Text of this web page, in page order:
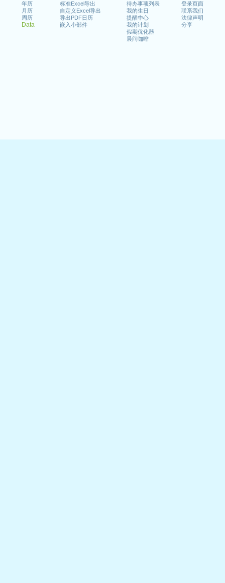
年历
月历
周历
Data
标准Excel导出
自定义Excel导出
导出PDF日历
嵌入小部件
待办事项列表
我的生日
提醒中心
我的计划
假期优化器
晨间咖啡
登录页面
联系我们
法律声明
分享